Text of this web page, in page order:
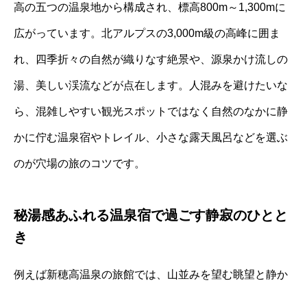
高の五つの温泉地から構成され、標高800m～1,300mに
広がっています。北アルプスの3,000m級の高峰に囲ま
れ、四季折々の自然が織りなす絶景や、源泉かけ流しの
湯、美しい渓流などが点在します。人混みを避けたいな
ら、混雑しやすい観光スポットではなく自然のなかに静
かに佇む温泉宿やトレイル、小さな露天風呂などを選ぶ
のが穴場の旅のコツです。
秘湯感あふれる温泉宿で過ごす静寂のひとと
き
例えば新穂高温泉の旅館では、山並みを望む眺望と静か